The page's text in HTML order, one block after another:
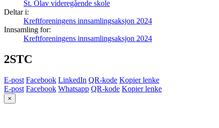
St. Olav videregående skole
Deltar i:
Kreftforeningens innsamlingsaksjon 2024
Innsamling for:
Kreftforeningens innsamlingsaksjon 2024
2STC
E-post Facebook LinkedIn QR-kode Kopier lenke
E-post Facebook Whatsapp QR-kode Kopier lenke
×